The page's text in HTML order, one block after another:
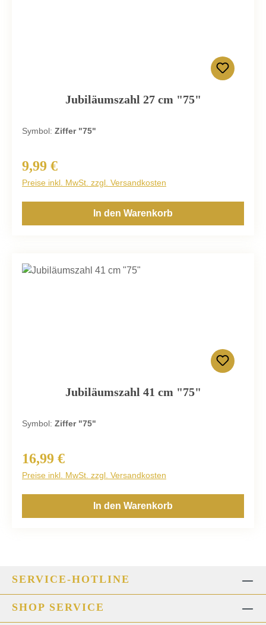
Jubiläumszahl 27 cm "75"
Symbol: Ziffer "75"
Regulärer Preis:
9,99 €
Preise inkl. MwSt. zzgl. Versandkosten
In den Warenkorb
Jubiläumszahl 41 cm "75"
Symbol: Ziffer "75"
Regulärer Preis:
16,99 €
Preise inkl. MwSt. zzgl. Versandkosten
In den Warenkorb
SERVICE-HOTLINE
SHOP SERVICE